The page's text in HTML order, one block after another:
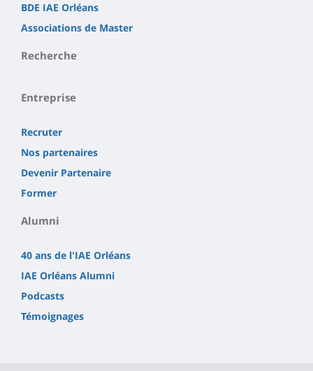
BDE IAE Orléans
Associations de Master
Recherche
Entreprise
Recruter
Nos partenaires
Devenir Partenaire
Former
Alumni
40 ans de l'IAE Orléans
IAE Orléans Alumni
Podcasts
Témoignages